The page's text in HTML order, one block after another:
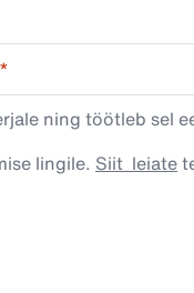
*
ning töötleb sel
lingile. Siit leiate